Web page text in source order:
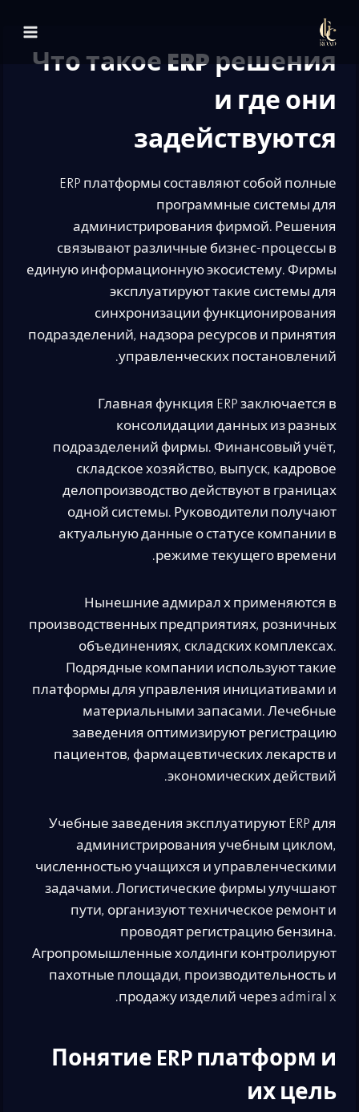
المحتوىЧто такое ERP решения
и где они
задействуются
ERP платформы составляют собой полные
программные системы для
администрирования фирмой. Решения
связывают различные бизнес-процессы в
единую информационную экосистему. Фирмы
эксплуатируют такие системы для
синхронизации функционирования
подразделений, надзора ресурсов и принятия
управленческих постановлений.
Главная функция ERP заключается в
консолидации данных из разных
подразделений фирмы. Финансовый учёт,
складское хозяйство, выпуск, кадровое
делопроизводство действуют в границах
одной системы. Руководители получают
актуальную данные о статусе компании в
режиме текущего времени.
Нынешние адмирал х применяются в
производственных предприятиях, розничных
объединениях, складских комплексах.
Подрядные компании используют такие
платформы для управления инициативами и
материальными запасами. Лечебные
заведения оптимизируют регистрацию
пациентов, фармацевтических лекарств и
экономических действий.
Учебные заведения эксплуатируют ERP для
администрирования учебным циклом,
численностью учащихся и управленческими
задачами. Логистические фирмы улучшают
пути, организуют техническое ремонт и
проводят регистрацию бензина.
Агропромышленные холдинги контролируют
пахотные площади, производительность и
продажу изделий через admiral x.
Понятие ERP платформ и
их цель